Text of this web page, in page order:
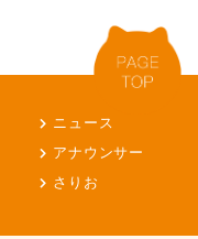
ニュース
アナウンサー
さりお